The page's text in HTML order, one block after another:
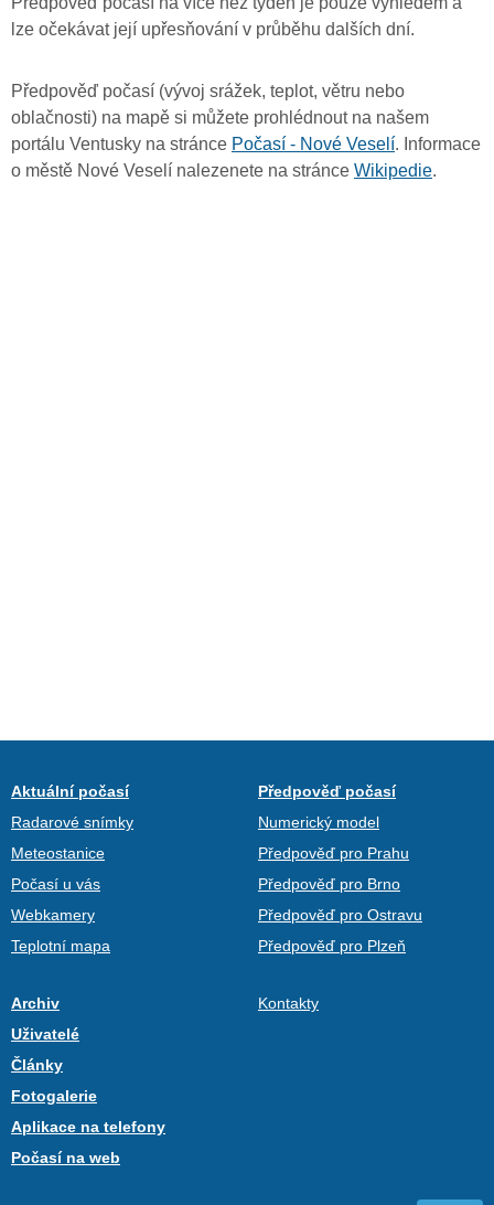
lze očekávat její upřesňování v průběhu dalších dní.
Předpověď počasí (vývoj srážek, teplot, větru nebo
oblačnosti) na mapě si můžete prohlédnout na našem
portálu Ventusky na stránce Počasí - Nové Veselí. Informace
o městě Nové Veselí nalezenete na stránce Wikipedie.
Aktuální počasí
Radarové snímky
Meteostanice
Počasí u vás
Webkamery
Teplotní mapa
Předpověď počasí
Numerický model
Předpověď pro Prahu
Předpověď pro Brno
Předpověď pro Ostravu
Předpověď pro Plzeň
Archiv
Uživatelé
Články
Fotogalerie
Aplikace na telefony
Počasí na web
Kontakty